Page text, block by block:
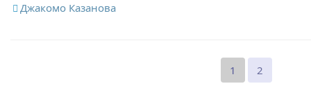
Джакомо Казанова
1 2